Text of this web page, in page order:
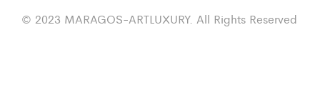
© 2023 MARAGOS-ARTLUXURY. All Rights Reserved